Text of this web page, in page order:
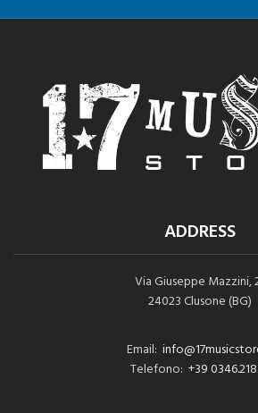
ADDRESS
Via Giuseppe Mazzini,
24023 Clusone (BG)
Email:
Telefono: +39